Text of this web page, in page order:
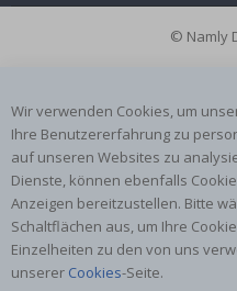
© Namly
Wir verwenden Cookies, um
Ihre Benutzererfahrung zu
auf unseren Websites zu
Dienste, können ebenfalls
Anzeigen bereitzustellen. Bitte
Schaltflächen aus, um Ihre
Einzelheiten zu den von uns
unserer Cookies-Seite.